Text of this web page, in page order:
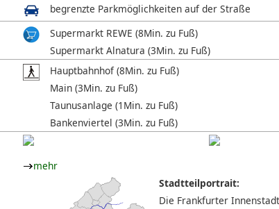
begrenzte Parkmöglichkeiten auf der Straße
Supermarkt REWE (8Min. zu Fuß)
Supermarkt Alnatura (3Min. zu Fuß)
Hauptbahnhof (8Min. zu Fuß)
Main (3Min. zu Fuß)
Taunusanlage (1Min. zu Fuß)
Bankenviertel (3Min. zu Fuß)
mehr
Stadtteilportrait:
Die Frankfurter